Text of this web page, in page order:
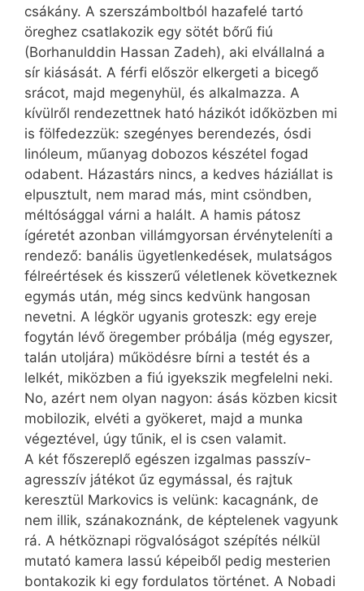
csákány. A szerszámboltból hazafelé tartó
öreghez csatlakozik egy sötét bőrű fiú
(Borhanulddin Hassan Zadeh), aki elvállalná a
sír kiásását. A férfi először elkergeti a bicegő
srácot, majd megenyhül, és alkalmazza. A
kívülről rendezettnek ható házikót időközben mi
is fölfedezzük: szegényes berendezés, ósdi
linóleum, műanyag dobozos készétel fogad
odabent. Házastárs nincs, a kedves háziállat is
elpusztult, nem marad más, mint csöndben,
méltósággal várni a halált. A hamis pátosz
ígéretét azonban villámgyorsan érvényteleníti a
rendező: banális ügyetlenkedések, mulatságos
félreértések és kisszerű véletlenek következnek
egymás után, még sincs kedvünk hangosan
nevetni. A légkör ugyanis groteszk: egy ereje
fogytán lévő öregember próbálja (még egyszer,
talán utoljára) működésre bírni a testét és a
lelkét, miközben a fiú igyekszik megfelelni neki.
No, azért nem olyan nagyon: ásás közben kicsit
mobilozik, elvéti a gyökeret, majd a munka
végeztével, úgy tűnik, el is csen valamit.
A két főszereplő egészen izgalmas passzív-
agresszív játékot űz egymással, és rajtuk
keresztül Markovics is velünk: kacagnánk, de
nem illik, szánakoznánk, de képtelenek vagyunk
rá. A hétköznapi rögvalóságot szépítés nélkül
mutató kamera lassú képeiből pedig mesterien
bontakozik ki egy fordulatos történet. A Nobadi